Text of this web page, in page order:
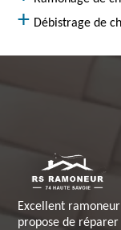
Débistrage de
Excellent
propose de